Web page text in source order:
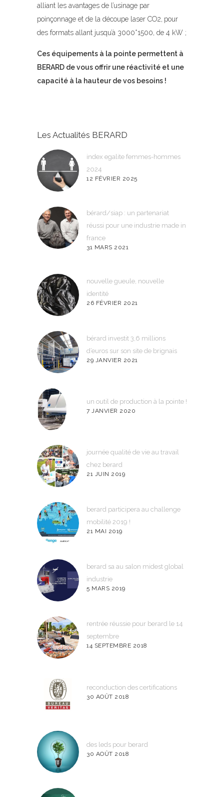
alliant les avantages de l’usinage par
poinçonnage et de la découpe laser CO2, pour
des formats allant jusqu’à 3000*1500, de 4 kW ;
Ces équipements à la pointe permettent à
BERARD de vous offrir une réactivité et une
capacité à la hauteur de vos besoins !
Les Actualités BERARD
index egalite femmes-hommes
2024
12 FÉVRIER 2025
bérard/siap : un partenariat
réussi pour une industrie made in
france
31 MARS 2021
nouvelle gueule, nouvelle
identité
26 FÉVRIER 2021
bérard investit 3,6 millions
d’euros sur son site de brignais
29 JANVIER 2021
un outil de production à la pointe !
7 JANVIER 2020
journée qualité de vie au travail
chez berard
21 JUIN 2019
berard participera au challenge
mobilité 2019 !
21 MAI 2019
berard sa au salon midest global
industrie
5 MARS 2019
rentrée réussie pour berard le 14
septembre
14 SEPTEMBRE 2018
reconduction des certifications
30 AOÛT 2018
des leds pour berard
30 AOÛT 2018